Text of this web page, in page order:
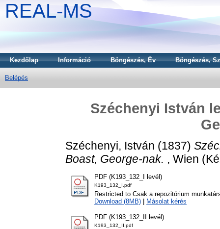
REAL-MS
Kezdőlap Információ Böngészés, Év Böngészés,
Belépés
Széchenyi István
Széchenyi, István (1837)
Boast, George-nak. , Wien
PDF (K193_132_I levél)
K193_132_I.pdf
Restricted to Csak a repozitórium
Download (8MB)
Másolat kérés
PDF (K193_132_II levél)
K193_132_II.pdf